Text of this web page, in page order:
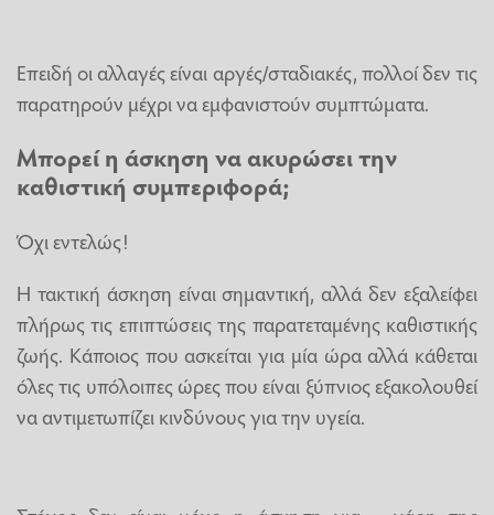
Επειδή οι αλλαγές είναι αργές/σταδιακές, πολλοί δεν τις
παρατηρούν μέχρι να εμφανιστούν συμπτώματα.
Μπορεί η άσκηση να ακυρώσει την
καθιστική συμπεριφορά;
Όχι εντελώς!
Η τακτική άσκηση είναι σημαντική, αλλά δεν εξαλείφει
πλήρως τις επιπτώσεις της παρατεταμένης καθιστικής
ζωής. Κάποιος που ασκείται για μία ώρα αλλά κάθεται
όλες τις υπόλοιπες ώρες που είναι ξύπνιος εξακολουθεί
να αντιμετωπίζει κινδύνους για την υγεία.